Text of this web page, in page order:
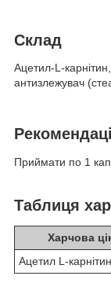
Склад
Ацетил-L-
антизлежувач
Приймати по 1
Таблиця
Харчова
Ацетил L-карнітин